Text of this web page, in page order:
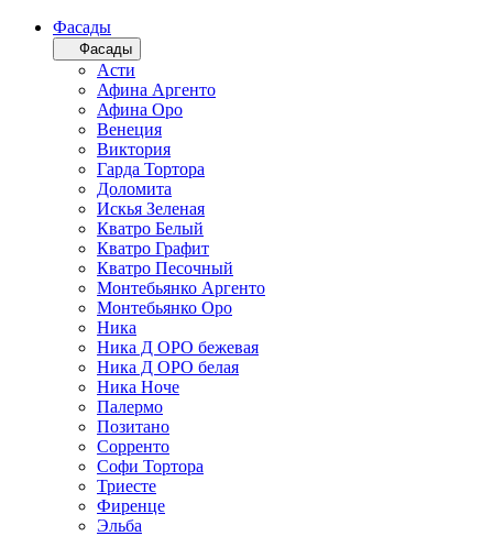
Фасады
Фасады
Асти
Афина Аргенто
Афина Оро
Венеция
Виктория
Гарда Тортора
Доломита
Искья Зеленая
Кватро Белый
Кватро Графит
Кватро Песочный
Монтебьянко Аргенто
Монтебьянко Оро
Ника
Ника Д ОРО бежевая
Ника Д ОРО белая
Ника Ноче
Палермо
Позитано
Сорренто
Софи Тортора
Триесте
Фиренце
Эльба